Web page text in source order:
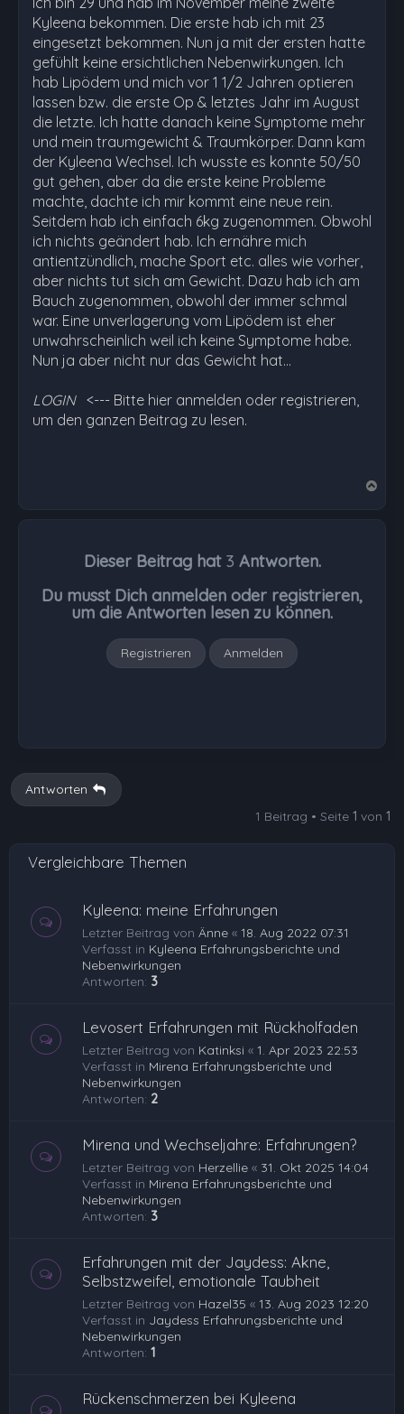
Kyleena bekommen. Die erste hab ich mit 23
eingesetzt bekommen. Nun ja mit der ersten hatte
gefühlt keine ersichtlichen Nebenwirkungen. Ich
hab Lipödem und mich vor 1 1/2 Jahren optieren
lassen bzw. die erste Op & letztes Jahr im August
die letzte. Ich hatte danach keine Symptome mehr
und mein traumgewicht & Traumkörper. Dann kam
der Kyleena Wechsel. Ich wusste es konnte 50/50
gut gehen, aber da die erste keine Probleme
machte, dachte ich mir kommt eine neue rein.
Seitdem hab ich einfach 6kg zugenommen. Obwohl
ich nichts geändert hab. Ich ernähre mich
antientzündlich, mache Sport etc. alles wie vorher,
aber nichts tut sich am Gewicht. Dazu hab ich am
Bauch zugenommen, obwohl der immer schmal
war. Eine unverlagerung vom Lipödem ist eher
unwahrscheinlich weil ich keine Symptome habe.
Nun ja aber nicht nur das Gewicht hat…
LOGIN <--- Bitte hier anmelden oder registrieren,
um den ganzen Beitrag zu lesen.
Dieser Beitrag hat 3 Antworten.
Du musst Dich anmelden oder registrieren,
um die Antworten lesen zu können.
Registrieren Anmelden
Antworten
1 Beitrag • Seite 1 von 1
Vergleichbare Themen
Kyleena: meine Erfahrungen
Letzter Beitrag von Änne « 18. Aug 2022 07:31
Verfasst in Kyleena Erfahrungsberichte und
Nebenwirkungen
Antworten: 3
Levosert Erfahrungen mit Rückholfaden
Letzter Beitrag von Katinksi « 1. Apr 2023 22:53
Verfasst in Mirena Erfahrungsberichte und
Nebenwirkungen
Antworten: 2
Mirena und Wechseljahre: Erfahrungen?
Letzter Beitrag von Herzellie « 31. Okt 2025 14:04
Verfasst in Mirena Erfahrungsberichte und
Nebenwirkungen
Antworten: 3
Erfahrungen mit der Jaydess: Akne,
Selbstzweifel, emotionale Taubheit
Letzter Beitrag von Hazel35 « 13. Aug 2023 12:20
Verfasst in Jaydess Erfahrungsberichte und
Nebenwirkungen
Antworten: 1
Rückenschmerzen bei Kyleena